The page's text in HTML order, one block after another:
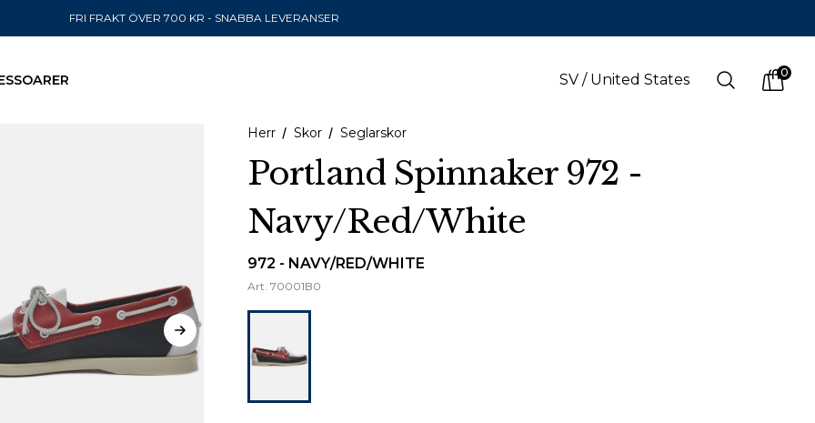
FRI FRAKT ÖVER 700 KR - SNABBA LEVERANSER
SV / United States Search 0
items
SKICKA TILL
Herr Skor Seglarskor
Portland Spinnaker 972 -
Navy/Red/White
972 - NAVY/RED/WHITE
Art. 70001B0